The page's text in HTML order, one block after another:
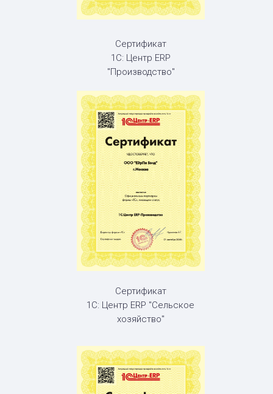
Сертификат
1С: Центр ERP
"Производство"
Сертификат
1С: Центр ERP "Сельское
хозяйство"